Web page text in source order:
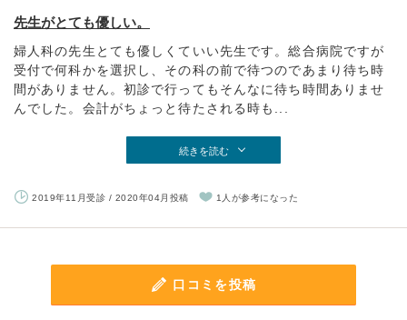
先生がとても優しい。
婦人科の先生とても優しくていい先生です。総合病院ですが
受付で何科かを選択し、その科の前で待つのであまり待ち時
間がありません。初診で行ってもそんなに待ち時間ありませ
んでした。会計がちょっと待たされる時も...
続きを読む
2019年11月受診 / 2020年04月投稿 1人が参考になった
口コミを投稿